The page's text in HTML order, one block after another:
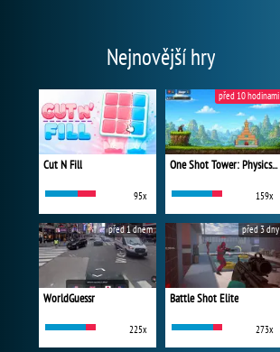
Nejnovější hry
Cut N Fill
95x
One Shot Tower: Physics Destroyer
159x
před 10 hodinami
WorldGuessr
225x
před 1 dnem
Battle Shot Elite
273x
před 3 dny